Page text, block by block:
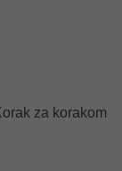
za korakom